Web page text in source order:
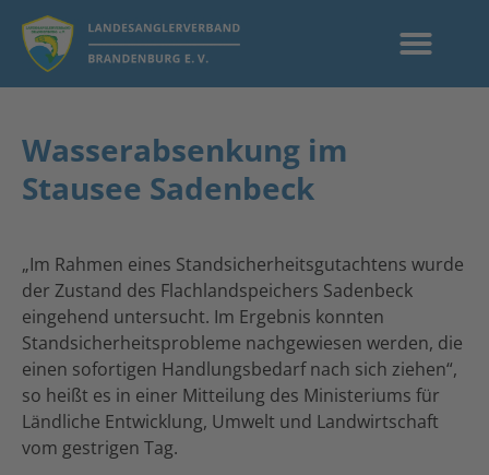
Wasserabsenkung im
Stausee Sadenbeck
„Im Rahmen eines Standsicherheitsgutachtens wurde
der Zustand des Flachlandspeichers Sadenbeck
eingehend untersucht. Im Ergebnis konnten
Standsicherheitsprobleme nachgewiesen werden, die
einen sofortigen Handlungsbedarf nach sich ziehen“,
so heißt es in einer Mitteilung des Ministeriums für
Ländliche Entwicklung, Umwelt und Landwirtschaft
vom gestrigen Tag.